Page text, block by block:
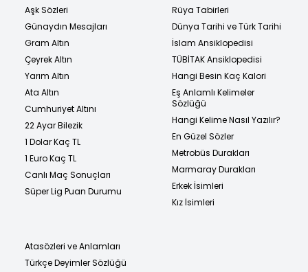
Aşk Sözleri
Günaydın Mesajları
Gram Altın
Çeyrek Altın
Yarım Altın
Ata Altın
Cumhuriyet Altını
22 Ayar Bilezik
1 Dolar Kaç TL
1 Euro Kaç TL
Canlı Maç Sonuçları
Süper Lig Puan Durumu
Rüya Tabirleri
Dünya Tarihi ve Türk Tarihi
İslam Ansiklopedisi
TÜBİTAK Ansiklopedisi
Hangi Besin Kaç Kalori
Eş Anlamlı Kelimeler
Sözlüğü
Hangi Kelime Nasıl Yazılır?
En Güzel Sözler
Metrobüs Durakları
Marmaray Durakları
Erkek İsimleri
Kız İsimleri
Atasözleri ve Anlamları
Türkçe Deyimler Sözlüğü